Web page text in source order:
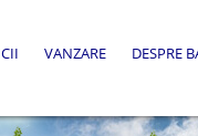
VANZARE DESPRE